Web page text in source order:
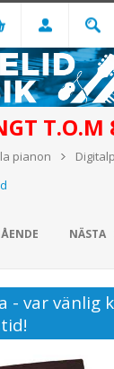
T.O.M
pianon
NÄSTA
- var vänlig